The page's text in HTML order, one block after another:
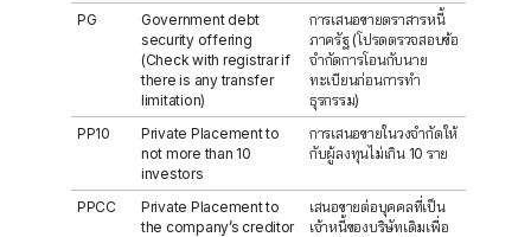
PG
Government debt
security offering
(Check with registrar if
there is any transfer
limitation)
การเสนอขายตราสารหนี้
ภาครัฐ (โปรดตรวจสอบข้อ
จำกัดการโอนกับนาย
ทะเบียนก่อนการทำ
ธุรกรรม)
PP10
Private Placement to
not more than 10
investors
การเสนอขายในวงจำกัดให้
กับผู้ลงทุนไม่เกิน 10 ราย
PPCC
Private Placement to
the company’s creditor
เสนอขายต่อบุคคลที่เป็น
เจ้าหนี้ของบริษัทเดิมเพื่อ